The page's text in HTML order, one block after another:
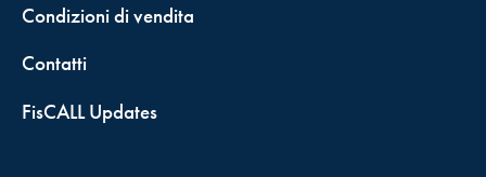
Condizioni di vendita
Contatti
FisCALL Updates